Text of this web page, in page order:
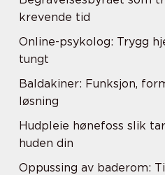
krevende tid
Online-psykolog: Trygg
tungt
Baldakiner: Funksjon,
løsning
Hudpleie hønefoss slik
huden din
Oppussing av baderom: